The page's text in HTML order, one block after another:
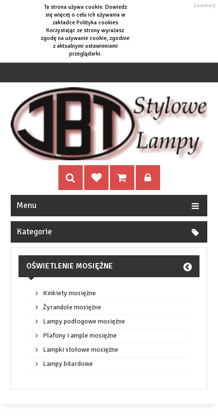
Ta strona używa cookie. Dowiedz
się więcej o celu ich używania w
zakładce Polityka cookies
Korzystając ze strony wyrażasz
zgodę na używanie cookie, zgodnie
z aktualnymi ustawieniami
przeglądarki.
Zamknij
Menu
Kategorie
OŚWIETLENIE MOSIĘŻNE
Kinkiety mosiężne
Żyrandole mosiężne
Lampy podłogowe mosiężne
Plafony i ample mosiężne
Lampki stołowe mosiężne
Lampy bilardowe